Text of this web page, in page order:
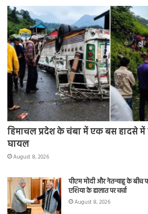
हिमाचल प्रदेश के चंबा में एक बस हादसे में
घायल
August 8, 2026
पीएम मोदी और नेतन्याहू के बीच
एशिया के हालात पर चर्चा
August 8, 2026